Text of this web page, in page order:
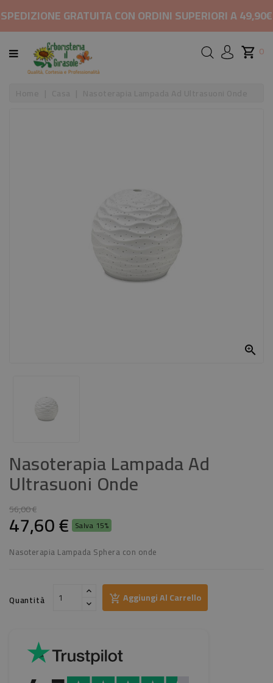
SPEDIZIONE GRATUITA CON ORDINI SUPERIORI A 49,90€
CATEGORIA
HOME
0

Nasoterapia Lampada Ad
Ultrasuoni Onde
56,00 €
47,60 € Salva 15%
Nasoterapia Lampada Sphera con onde
Quantità Aggiungi Al Carrello